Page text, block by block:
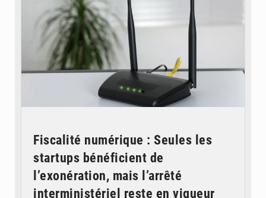
Fiscalité numérique : Seules les
startups bénéficient de
l’exonération, mais l’arrêté
interministériel reste en vigueur